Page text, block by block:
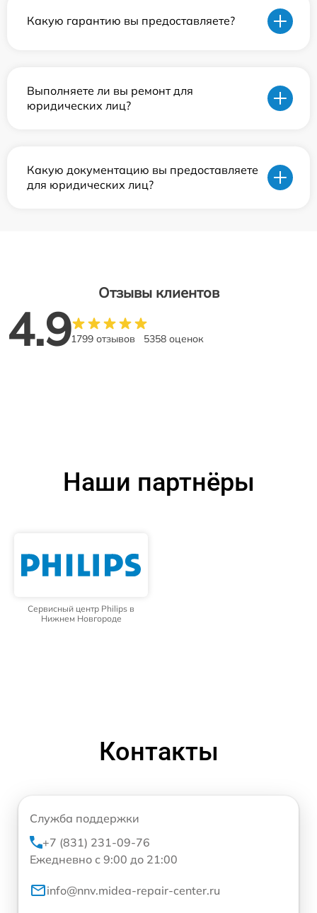
Какую гарантию вы предоставляете?
Выполняете ли вы ремонт для
юридических лиц?
Какую документацию вы предоставляете
для юридических лиц?
Отзывы клиентов
4.91799 отзывов 5358 оценок
Наши партнёры
Сервисный центр Philips в
Нижнем Новгороде
Контакты
Служба поддержки
+7 (831) 231-09-76
Ежедневно с 9:00 до 21:00
info@nnv.midea-repair-center.ru